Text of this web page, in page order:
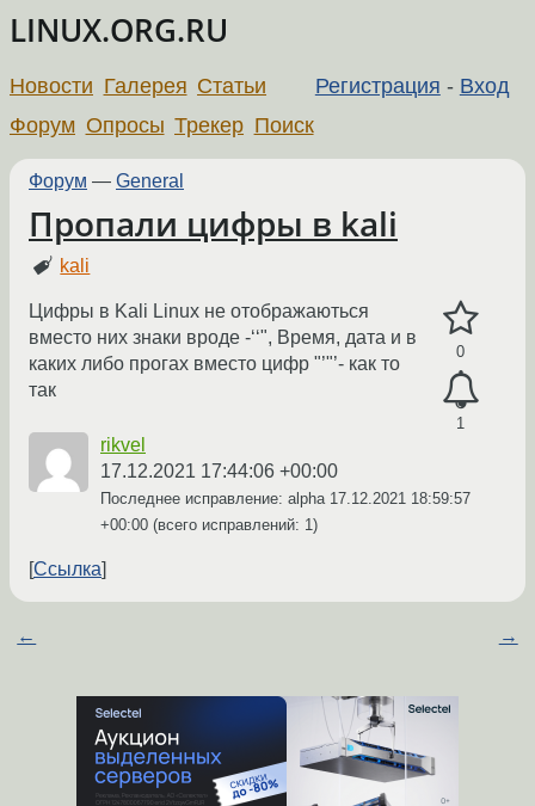
LINUX.ORG.RU
Регистрация - Вход
Новости Галерея Статьи
Форум Опросы Трекер Поиск
Форум — General
Пропали цифры в kali
kali
0
1
Цифры в Kali Linux не отображаються
вместо них знаки вроде -‘‘", Время, дата и в
каких либо прогах вместо цифр "’"’- как то
так
rikvel
17.12.2021 17:44:06 +00:00
Последнее исправление: alpha 17.12.2021 18:59:57
+00:00 (всего исправлений: 1)
Ссылка
← →